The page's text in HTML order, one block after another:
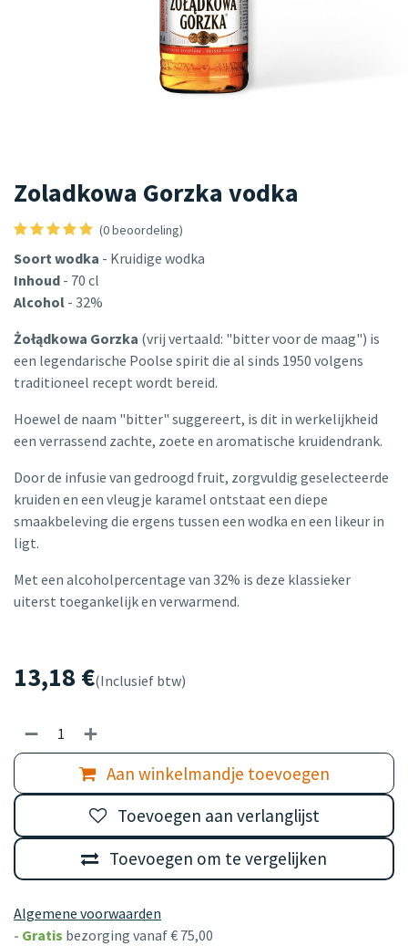
Zoladkowa Gorzka vodka
(0 beoordeling)
Soort wodka - Kruidige wodka
Inhoud - 70 cl
Alcohol - 32%
Żołądkowa Gorzka (vrij vertaald: "bitter voor de maag") is
een legendarische Poolse spirit die al sinds 1950 volgens
traditioneel recept wordt bereid.
Hoewel de naam "bitter" suggereert, is dit in werkelijkheid
een verrassend zachte, zoete en aromatische kruidendrank.
Door de infusie van gedroogd fruit, zorgvuldig geselecteerde
kruiden en een vleugje karamel ontstaat een diepe
smaakbeleving die ergens tussen een wodka en een likeur in
ligt.
Met een alcoholpercentage van 32% is deze klassieker
uiterst toegankelijk en verwarmend.
13,18€(Inclusief btw)
Aan winkelmandje toevoegen
Toevoegen om te vergelijken
Toevoegen aan verlanglijst
Algemene voorwaarden
- Gratis bezorging vanaf € 75,00